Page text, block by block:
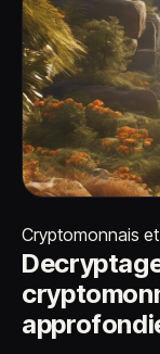
Cryptomonnais